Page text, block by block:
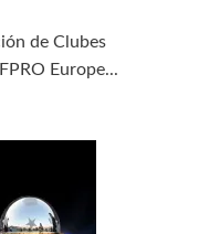
de Clubes
Europe...